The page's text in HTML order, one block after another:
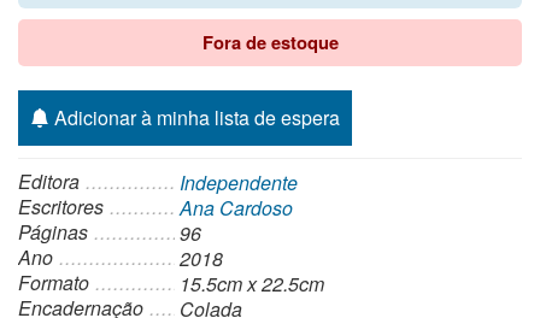
Fora de estoque
Adicionar à minha lista de espera
Editora
Independente
Escritores
Ana Cardoso
Páginas
96
Ano
2018
Formato
15.5cm x 22.5cm
Encadernação
Colada